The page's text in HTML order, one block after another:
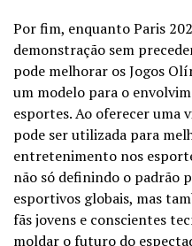
Por fim, enquanto Paris
demonstração sem
pode melhorar os Jogos
um modelo para o
esportes. Ao oferecer uma
pode ser utilizada para
entretenimento nos
não só definindo o padrão
esportivos globais, mas
fãs jovens e conscientes
moldar o futuro do